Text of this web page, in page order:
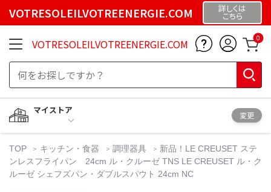
VOTRESOLEILVOTREENERGIE.COM 詳しくは
こちら
VOTRESOLEILVOTREENERGIE.COM 0
マイストア
変更
TOP キッチン・食器 調理器具
新品！LE CREUSET ステ
ンレスフライパン 24cm ル・クルーゼ TNS LE CREUSET ル・ク
ルーゼ シェフズパン・ダブルスパウト 24cm NC